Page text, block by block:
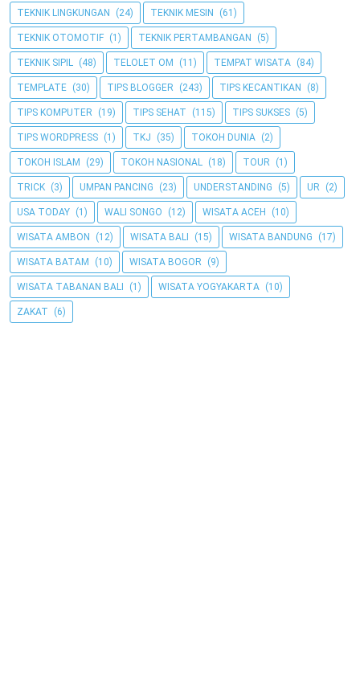
TEKNIK LINGKUNGAN (24) TEKNIK MESIN (61)
TEKNIK OTOMOTIF (1) TEKNIK PERTAMBANGAN (5)
TEKNIK SIPIL (48) TELOLET OM (11) TEMPAT WISATA (84)
TEMPLATE (30) TIPS BLOGGER (243) TIPS KECANTIKAN (8)
TIPS KOMPUTER (19) TIPS SEHAT (115) TIPS SUKSES (5)
TIPS WORDPRESS (1) TKJ (35) TOKOH DUNIA (2)
TOKOH ISLAM (29) TOKOH NASIONAL (18) TOUR (1)
TRICK (3) UMPAN PANCING (23) UNDERSTANDING (5) UR (2)
USA TODAY (1) WALI SONGO (12) WISATA ACEH (10)
WISATA AMBON (12) WISATA BALI (15) WISATA BANDUNG (17)
WISATA BATAM (10) WISATA BOGOR (9)
WISATA TABANAN BALI (1) WISATA YOGYAKARTA (10)
ZAKAT (6)